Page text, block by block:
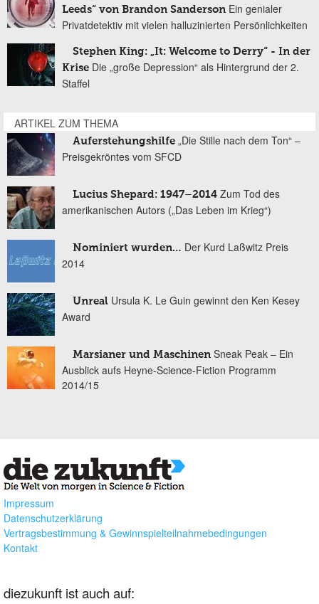
Leeds“ von Brandon Sanderson Ein genialer
Privatdetektiv mit vielen halluzinierten Persönlichkeiten
Stephen King: „It: Welcome to Derry“ - In der
Krise Die „große Depression“ als Hintergrund der 2.
Staffel
ARTIKEL ZUM THEMA
Auferstehungshilfe „Die Stille nach dem Ton“ –
Preisgekröntes vom SFCD
Lucius Shepard: 1947–2014 Zum Tod des
amerikanischen Autors („Das Leben im Krieg“)
Nominiert wurden… Der Kurd Laßwitz Preis
2014
Unreal Ursula K. Le Guin gewinnt den Ken Kesey
Award
Marsianer und Maschinen Sneak Peak – Ein
Ausblick aufs Heyne-Science-Fiction Programm
2014/15
Impressum
Datenschutzerklärung
Vertragsbestimmung & Gewinnspielteilnahmebedingungen
Kontakt
diezukunft ist auch auf: